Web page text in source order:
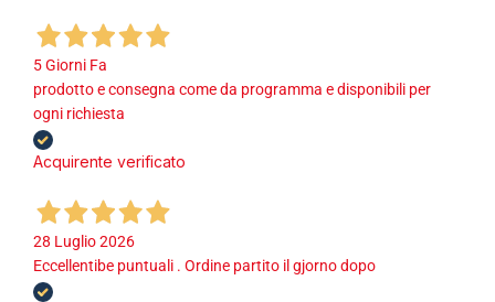
5 Giorni Fa
prodotto e consegna come da programma e disponibili per
ogni richiesta
Acquirente verificato
28 Luglio 2026
Eccellentibe puntuali . Ordine partito il gjorno dopo